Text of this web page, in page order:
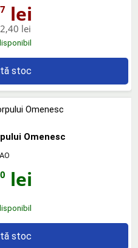
lei
lei
stoc
Omenesc
lei
stoc